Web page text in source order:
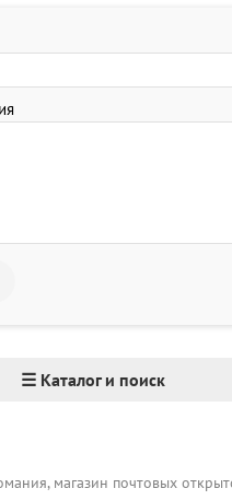
☰ Каталог и поиск
магазин почтовых